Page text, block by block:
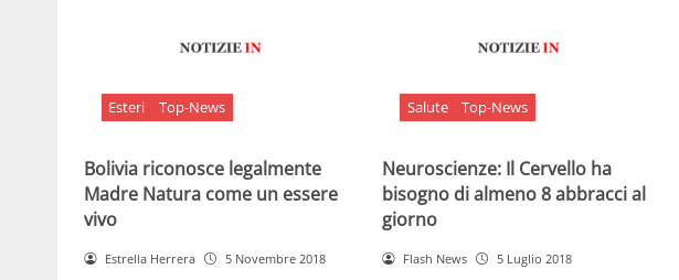
Esteri Top-News
Bolivia riconosce legalmente
Madre Natura come un essere
vivo
Estrella Herrera 5 Novembre 2018
Salute Top-News
Neuroscienze: Il Cervello ha
bisogno di almeno 8 abbracci al
giorno
Flash News 5 Luglio 2018